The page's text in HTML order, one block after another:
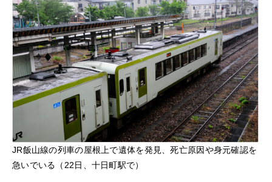
CLOSE
CLOSE
JR飯山線の列車の屋根上で遺体を発見、死亡原因や身元確認を
急いでいる（22日、十日町駅で）